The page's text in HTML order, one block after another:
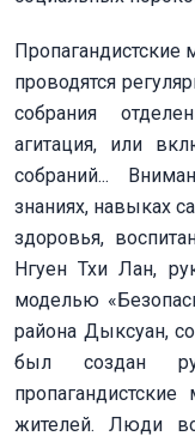
Пропагандистские
проводятся
собрания
агитация, или
собраний...
знаниях, навыках
здоровья,
Нгуен Тхи Лан,
моделью
района Дыксуан,
был создан
жителей. Люди